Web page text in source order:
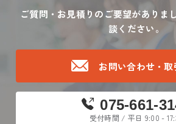
ご質問・お見積りのご要望がありま
談ください。
お問い合わせ・取
075-661-
受付時間 / 平日 9:00 -